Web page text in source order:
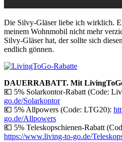
Die Silvy-Gläser liebe ich wirklich.
meinem Wohnmobil nicht mehr
Silvy-Gläser hat, der sollte sich
endlich gönnen.
DAUERRABATT. Mit
💶 5% Solarkontor-Rabatt (Code:
go.de/Solarkontor
💶 5% Allpowers (Code: LTG20):
go.de/Allpowers
💶 5% Teleskopschienen-Rabatt
https://www.living-to-go.de/